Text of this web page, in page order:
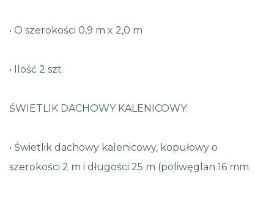
• O szerokości 0,9 m x 2,0 m
• Ilość 2 szt.
ŚWIETLIK DACHOWY KALENICOWY:
• Świetlik dachowy kalenicowy, kopułowy o
szerokości 2 m i długości 25 m (poliwęglan 16 mm.